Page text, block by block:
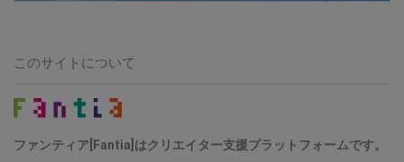
このサイトについて
ファンティア[Fantia]はクリエイター支援プラットフォームです。